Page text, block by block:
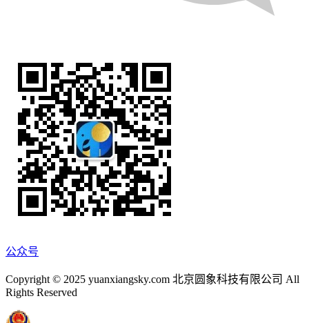
公众号
Copyright © 2025 yuanxiangsky.com 北京圆象科技有限公司 All
Rights Reserved